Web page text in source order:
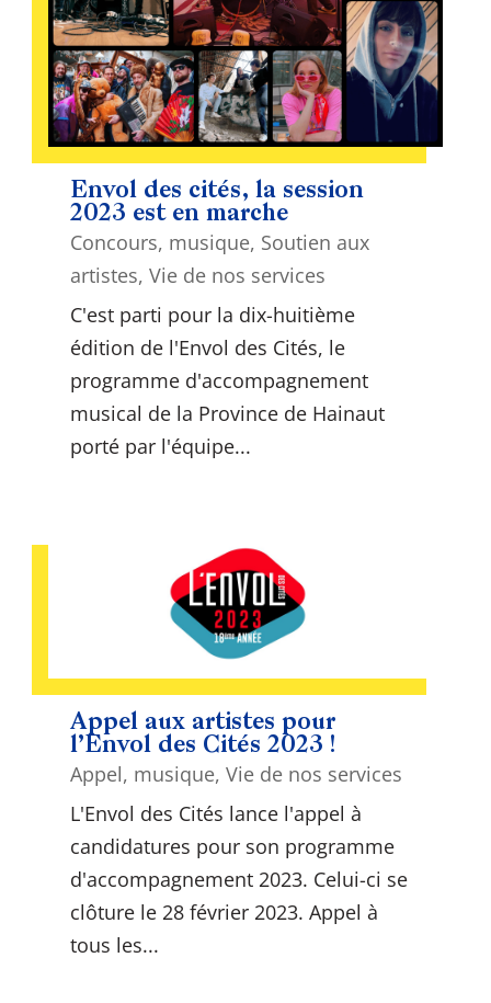
Envol des cités, la session
2023 est en marche
Concours, musique, Soutien aux
artistes, Vie de nos services
C'est parti pour la dix-huitième
édition de l'Envol des Cités, le
programme d'accompagnement
musical de la Province de Hainaut
porté par l'équipe...
Appel aux artistes pour
l’Envol des Cités 2023 !
Appel, musique, Vie de nos services
L'Envol des Cités lance l'appel à
candidatures pour son programme
d'accompagnement 2023. Celui-ci se
clôture le 28 février 2023. Appel à
tous les...